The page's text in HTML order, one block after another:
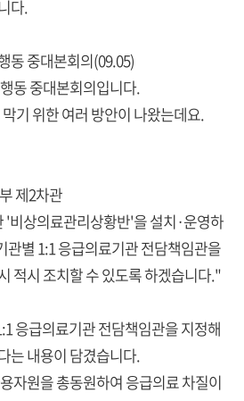
다.
동 중대본회의(09.05)
동 중대본회의입니다.
기 위한 여러 방안이 나왔는데요.
제2차관
'비상의료관리상황반'을 설치·운영하
관별 1:1 응급의료기관 전담책임관을
적시 조치할 수 있도록 하겠습니다."
응급의료기관 전담책임관을 지정해
는 내용이 담겼습니다.
자원을 총동원하여 응급의료 차질이